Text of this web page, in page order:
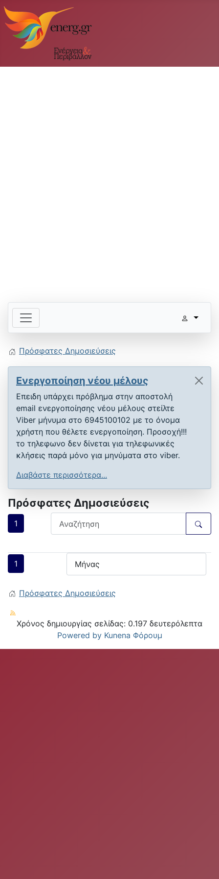
Πρόσφατες Δημοσιεύσεις
Ενεργοποίηση νέου μέλους
Επειδη υπάρχει πρόβλημα στην αποστολή
email ενεργοποίησης νέου μέλους στείλτε
Viber μήνυμα στο 6945100102 με το όνομα
χρήστη που θέλετε ενεργοποίηση. Προσοχή!!!
το τηλεφωνο δεν δίνεται για τηλεφωνικές
κλήσεις παρά μόνο για μηνύματα στο viber.
Διαβάστε περισσότερα...
Πρόσφατες Δημοσιεύσεις
1
1
Πρόσφατες Δημοσιεύσεις
Χρόνος δημιουργίας σελίδας: 0.197 δευτερόλεπτα
Powered by Kunena Φόρουμ